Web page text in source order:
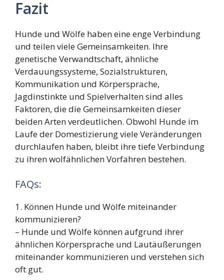
Fazit
Hunde und Wölfe haben eine enge Verbindung
und teilen viele Gemeinsamkeiten. Ihre
genetische Verwandtschaft, ähnliche
Verdauungssysteme, Sozialstrukturen,
Kommunikation und Körpersprache,
Jagdinstinkte und Spielverhalten sind alles
Faktoren, die die Gemeinsamkeiten dieser
beiden Arten verdeutlichen. Obwohl Hunde im
Laufe der Domestizierung viele Veränderungen
durchlaufen haben, bleibt ihre tiefe Verbindung
zu ihren wolfähnlichen Vorfahren bestehen.
FAQs:
1. Können Hunde und Wölfe miteinander
kommunizieren?
– Hunde und Wölfe können aufgrund ihrer
ähnlichen Körpersprache und Lautäußerungen
miteinander kommunizieren und verstehen sich
oft gut.